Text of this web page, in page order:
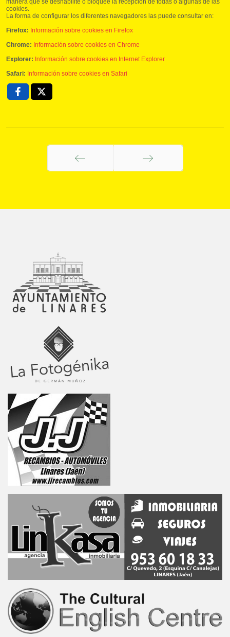
cookies.
La forma de configurar los diferentes navegadores las puede consultar en:
Firefox: Información sobre cookies en Firefox
Chrome: Información sobre cookies en Chrome
Explorer: Información sobre cookies en Internet Explorer
Safari: Información sobre cookies en Safari